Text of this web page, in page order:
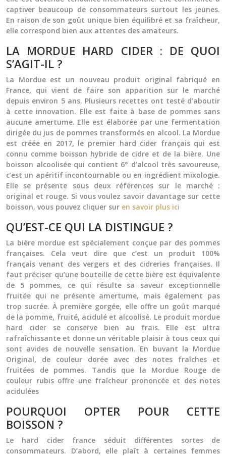
captiver beaucoup de consommateurs surtout les jeunes.
En raison de son goût unique bien équilibré et sa fraîcheur,
elle correspond bien aux attentes des amateurs.
LA MORDUE HARD CIDER : DE QUOI
S’AGIT-IL ?
La Mordue est un nouveau produit original fabriqué en
France, qui vient de faire son apparition sur le marché
depuis environ 5 ans. Plusieurs recettes ont testé d’aboutir
à cette innovation. Elle est faite à base de pommes sans
aucune amertume. Elle est élaborée par une fermentation
dirigée du jus de pommes transformés en alcool. La Mordue
est créée en 2017, le premier hard cider français qui est
connu comme boisson hybride de cidre et de la bière. Une
boisson alcoolisée qui contient 6° d’alcool très savoureuse,
c’est un apéritif incontournable ou en ingrédient mixologie.
Elle se présente sous deux références sur le marché :
original et rouge. Si vous voulez savoir davantage sur cette
boisson, vous pouvez cliquer sur en savoir plus ici
QU’EST-CE QUI LA DISTINGUE ?
La bière mordue est spécialement conçue par des pommes
françaises. Cela veut dire que c’est un produit 100%
français venant des vergers et des cidreries françaises. Il
faut préciser qu’une bouteille de cette bière est équivalente
de 5 pommes, ce qui résulte sa saveur exceptionnelle
fruitée qui ne présente amertume, mais également pas
trop sucrée. À première gorgée, elle offre un goût marqué
de la pomme, fruité, acidulé et alcoolisé. Le produit mordue
hard ciderse conserve bien au frais. Elle est ultra
rafraîchissante et donne un véritable plaisir à tous ceux qui
sont avides de nouvelle sensation. En buvant la Mordue
Original, de couleur dorée avec des notes fraîches et
fruitées de pommes. Tandis que la Mordue Rouge de
couleur rubis offre une fraîcheur prononcée et des notes
acidulées
POURQUOI OPTER POUR CETTE
BOISSON ?
Le hard cider france séduit différentes sortes de
consommateurs. D’abord, elle plaît à certaines femmes